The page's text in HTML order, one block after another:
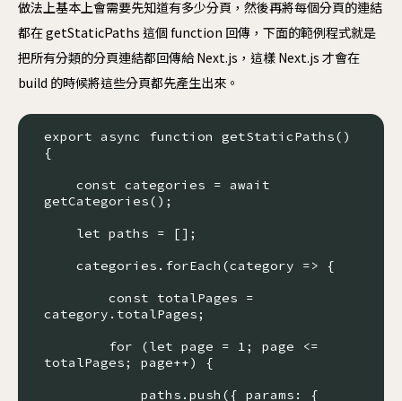
做法上基本上會需要先知道有多少分頁，然後再將每個分頁的連結
都在 getStaticPaths 這個 function 回傳，下面的範例程式就是
把所有分類的分頁連結都回傳給 Next.js，這樣 Next.js 才會在
build 的時候將這些分頁都先產生出來。
export async function getStaticPaths()
{
getCategories();
category.totalPages;
totalPages; page++) {